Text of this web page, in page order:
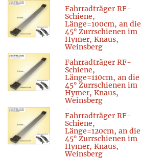
Fahrradträger RF-
Schiene,
Länge=100cm, an die
45° Zurrschienen im
Hymer, Knaus,
Weinsberg
Fahrradträger RF-
Schiene,
Länge=110cm, an die
45° Zurrschienen im
Hymer, Knaus,
Weinsberg
Fahrradträger RF-
Schiene,
Länge=120cm, an die
45° Zurrschienen im
Hymer, Knaus,
Weinsberg